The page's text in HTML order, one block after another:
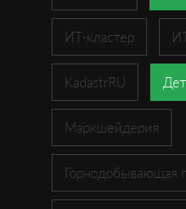
ИТ-кластер
KadastrRU
Маркшейдерия
Горнодобывающая